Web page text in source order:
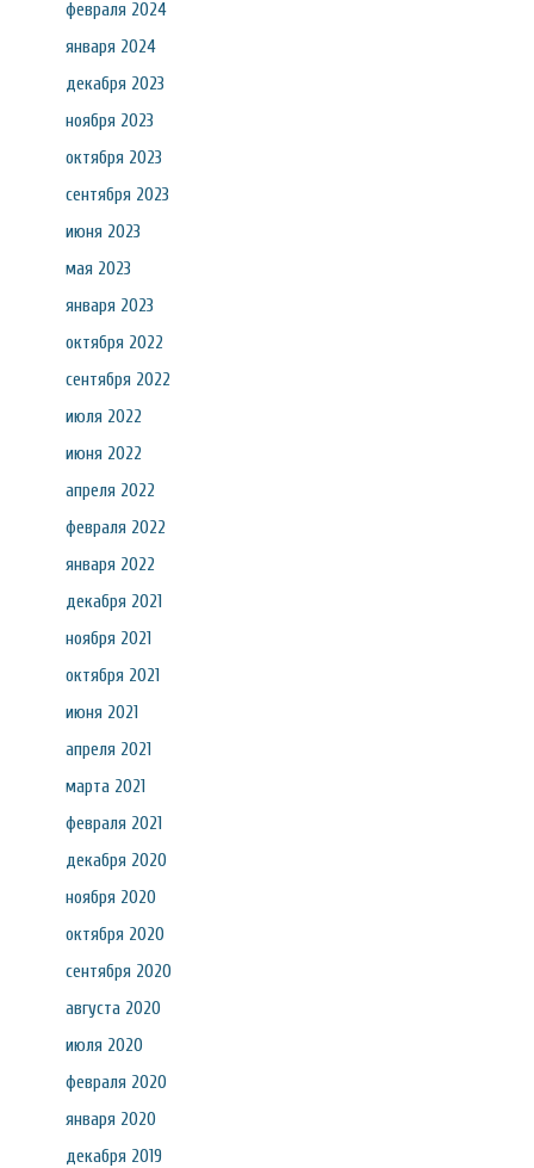
февраля 2024
января 2024
декабря 2023
ноября 2023
октября 2023
сентября 2023
июня 2023
мая 2023
января 2023
октября 2022
сентября 2022
июля 2022
июня 2022
апреля 2022
февраля 2022
января 2022
декабря 2021
ноября 2021
октября 2021
июня 2021
апреля 2021
марта 2021
февраля 2021
декабря 2020
ноября 2020
октября 2020
сентября 2020
августа 2020
июля 2020
февраля 2020
января 2020
декабря 2019